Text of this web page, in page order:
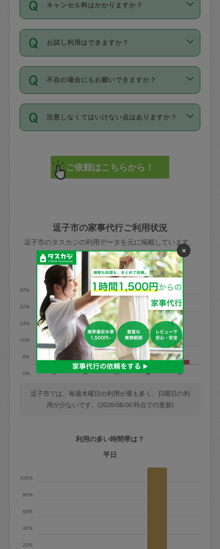
日本語も話せる方など様々です。
ールに記載していますので、各自の得意
を依頼してください。
現場トライアルを受け、合格したタスカ
ジさんが活動されています。
※テストセンターの講評は１件目のレビュ
参考
【詳細】タスカジさんの登録に際
です。作業中に物を壊したり、人にけが
をさせたりした場合が対象で、補償金額
す。
写真を撮り、
詳細FAQ：
損害賠償保険について教えて
以降）の日時から受付可能となっていま
す。
タスカジさんへ「募集」をかけることが
可能です。
キャンセル料はかかりますか？
キャンセル料には、以下の2種類がありま
す。
1. 直前キャンセル（定期、スポット契約
共通）
72時間を超える※と、以下のキャンセル
料が発生します。
直前キャンセル料：
72時間前〜24時間前＝依頼料金の50%
依頼者不在による当日キャンセル＝依頼
金額の100%＋交通費全額
※例：依頼日時／土曜日午前9時開始の場
合、水曜日午前9時以降はキャンセル料が
発生
水曜日9時〜金曜日9時まで＝依頼料金の
50%
金曜日9時～土曜日8時まで＝依頼金額の
100%
土曜日8時〜実施時間＝依頼金額の100%
＋交通費全額
依頼者不在による当日キャンセル＝依頼
金額の100%＋交通費全額
定期契約をキャンセルする場合、毎週定
期は月2回まで隔週定期は月1回までキャ
ンセル料は発生しません。それ以上はキ
お試し利用はできますか？
「お試し利用」というメニューはありま
せんが、「一回のみ」依頼を活用するこ
とによって、気に入ったタスカジさんを
まず、条件の合う気になるタスカジさ
みてください。
その後、一番気に入ったタスカジさんに
不在の場合にもお願いできますか？
不在の場合の作業はタスカジさんの同意
が必要です。数回の依頼ののち、タスカ
ジさんと依頼者の間で十分な信頼関係が
てください。
不在時に部屋に入るためにタスカジさん
きた場合は損害保険の対象外となるので
ご注意ください。
注意しなくてはいけない点はありますか？
で、必ず鍵のかかるロッカーや金庫に入
れて依頼者の責任の元管理するよう心掛
けてください。
玉、など
あわせてこちらも参照ください：初めて
利用します。注意しなくてはいけない点
はありますか？
逗子市の家事代行ご利用状況
逗子市のタスカジの利用データを元に掲載しています。
利用の多い曜日は？
0%
8%
16%
24%
32%
40%
月 火 木 金 日
逗子市では、毎週木曜日の利用が最も多く、日曜日の利
用が少ないです。(2026/08/06 時点での更新)
利用の多い時間帯は？
平日
20%
40%
60%
80%
100%
×